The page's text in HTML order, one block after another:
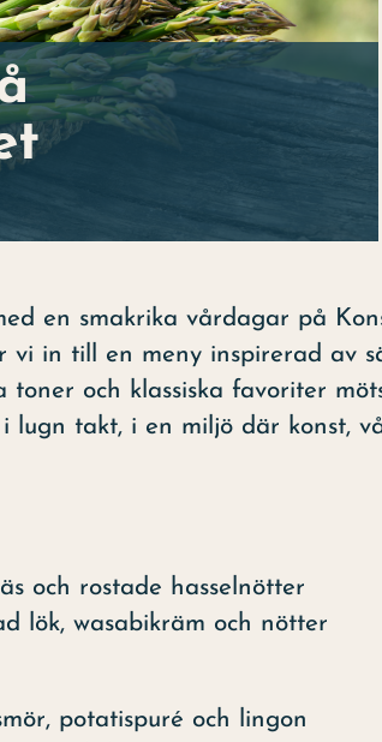
en smakrika vårdagar på
vi in till en meny inspirerad av
toner och klassiska favoriter
lugn takt, i en miljö där konst,
och rostade hasselnötter
lök, wasabikräm och nötter
potatispuré och lingon